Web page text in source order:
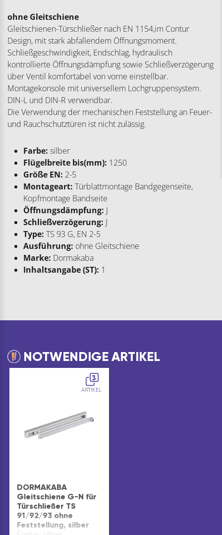
ohne Gleitschiene
Gleitschienen-Türschließer nach EN 1154,im Contur
Design, mit stark abfallendem Öffnungsmoment.
Schließgeschwindigkeit, Endschlag, hydraulisch
kontrollierte Öffnungsdämpfung sowie Schließverzögerung
über Ventil komfortabel von vorne einstellbar.
Montagekonsole mit universellem Lochgruppensystem.
DIN-L und DIN-R verwendbar.
Die Verwendung der mechanischen Feststellung an Feuer-
und Rauchschutztüren ist nicht zulässig.
Farbe: silber
Flügelbreite bis(mm): 1250
Größe EN: 2-5
Montageart: Türblattmontage Bandgegenseite,
Kopfmontage Bandseite
Öffnungsdämpfung: J
Schließverzögerung: J
Type: TS 93 G, EN 2-5
Ausführung: ohne Gleitschiene
Marke: Dormakaba
Inhaltsangabe (ST): 1
NOTWENDIGE ARTIKEL
3
ARTIKEL
DORMAKABA
Gleitschiene G-N für
Türschließer TS
91/92/93 ohne
Feststellung, silber